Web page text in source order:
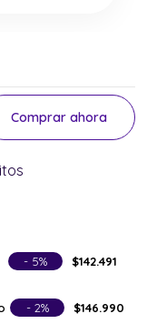
Comprar ahora
- 5% $142.491
- 2% $146.990